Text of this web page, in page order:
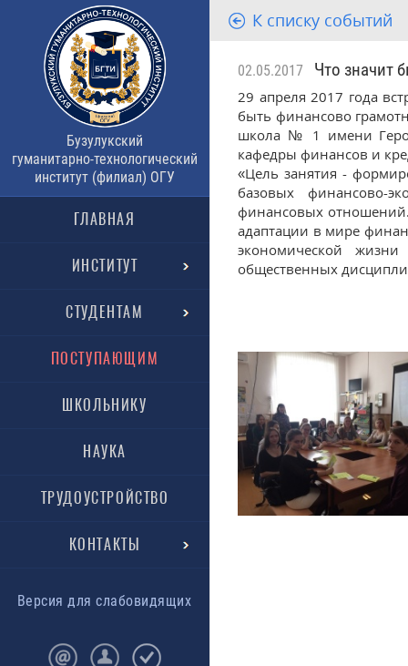
Бузулукский
гуманитарно-технологический
институт (филиал) ОГУ
ГЛАВНАЯ
ИНСТИТУТ
СТУДЕНТАМ
ПОСТУПАЮЩИМ
ШКОЛЬНИКУ
НАУКА
ТРУДОУСТРОЙСТВО
КОНТАКТЫ
Версия для слабовидящих
К списку событий
02.05.2017 Что значит
29 апреля 2017 года
быть финансово
школа № 1 имени Героя
кафедры финансов и
«Цель занятия -
базовых финансово-
финансовых
адаптации в мире
экономической
общественных